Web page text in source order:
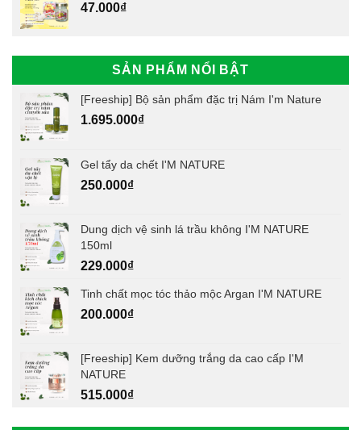
47.000₫
SẢN PHẨM NỔI BẬT
[Freeship] Bộ sản phẩm đặc trị Nám I'm Nature
1.695.000₫
Gel tẩy da chết I'M NATURE
250.000₫
Dung dịch vệ sinh lá trầu không I'M NATURE
150ml
229.000₫
Tinh chất mọc tóc thảo mộc Argan I'M NATURE
200.000₫
[Freeship] Kem dưỡng trắng da cao cấp I'M
NATURE
515.000₫